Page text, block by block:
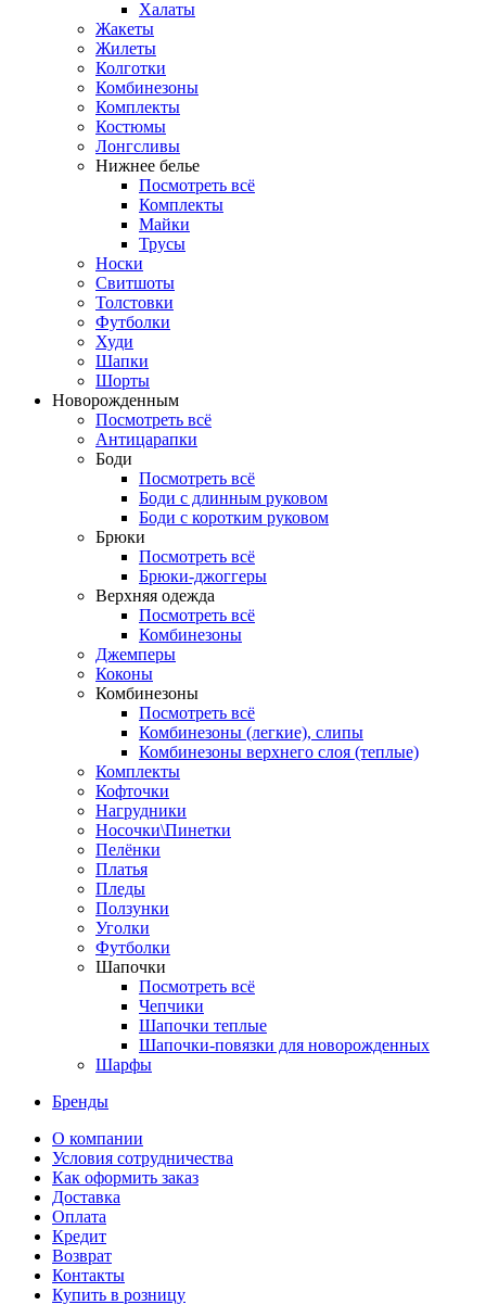
Халаты
Жакеты
Жилеты
Колготки
Комбинезоны
Комплекты
Костюмы
Лонгсливы
Нижнее белье
Посмотреть всё
Комплекты
Майки
Трусы
Носки
Свитшоты
Толстовки
Футболки
Худи
Шапки
Шорты
Новорожденным
Посмотреть всё
Антицарапки
Боди
Посмотреть всё
Боди с длинным руковом
Боди с коротким руковом
Брюки
Посмотреть всё
Брюки-джоггеры
Верхняя одежда
Посмотреть всё
Комбинезоны
Джемперы
Коконы
Комбинезоны
Посмотреть всё
Комбинезоны (легкие), слипы
Комбинезоны верхнего слоя (теплые)
Комплекты
Кофточки
Нагрудники
Носочки\Пинетки
Пелёнки
Платья
Пледы
Ползунки
Уголки
Футболки
Шапочки
Посмотреть всё
Чепчики
Шапочки теплые
Шапочки-повязки для новорожденных
Шарфы
Бренды
О компании
Условия сотрудничества
Как оформить заказ
Доставка
Оплата
Кредит
Возврат
Контакты
Купить в розницу